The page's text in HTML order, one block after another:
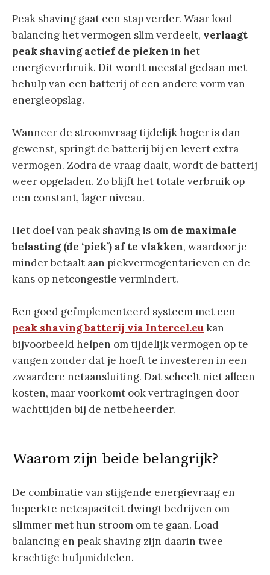
Peak shaving gaat een stap verder. Waar load
balancing het vermogen slim verdeelt, verlaagt
peak shaving actief de pieken in het
energieverbruik. Dit wordt meestal gedaan met
behulp van een batterij of een andere vorm van
energieopslag.
Wanneer de stroomvraag tijdelijk hoger is dan
gewenst, springt de batterij bij en levert extra
vermogen. Zodra de vraag daalt, wordt de batterij
weer opgeladen. Zo blijft het totale verbruik op
een constant, lager niveau.
Het doel van peak shaving is om de maximale
belasting (de ‘piek’) af te vlakken, waardoor je
minder betaalt aan piekvermogentarieven en de
kans op netcongestie vermindert.
Een goed geïmplementeerd systeem met een
peak shaving batterij via Intercel.eukan
bijvoorbeeld helpen om tijdelijk vermogen op te
vangen zonder dat je hoeft te investeren in een
zwaardere netaansluiting. Dat scheelt niet alleen
kosten, maar voorkomt ook vertragingen door
wachttijden bij de netbeheerder.
Waarom zijn beide belangrijk?
De combinatie van stijgende energievraag en
beperkte netcapaciteit dwingt bedrijven om
slimmer met hun stroom om te gaan. Load
balancing en peak shaving zijn daarin twee
krachtige hulpmiddelen.